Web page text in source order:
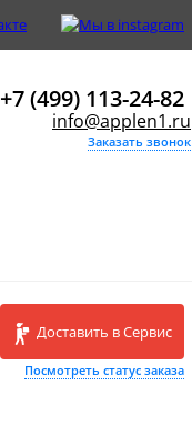
+7 (499) 113-24-82
info@applen1.ru
Заказать звонок
Доставить в Сервис
Посмотреть статус заказа